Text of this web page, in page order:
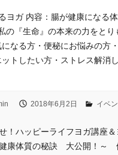
ヨガ 内容：腸が健康になる
の『生命』の本来の力をとり
なる方・便秘にお悩みの方
トしたい方・ストレス解消
2018年6月2日 イベ
！ハッピーライフヨガ講座
健康体質の秘訣 大公開！～